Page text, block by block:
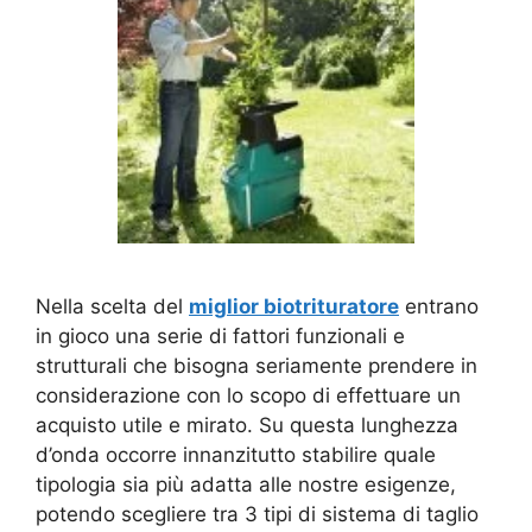
Nella scelta del miglior biotrituratore entrano
in gioco una serie di fattori funzionali e
strutturali che bisogna seriamente prendere in
considerazione con lo scopo di effettuare un
acquisto utile e mirato. Su questa lunghezza
d’onda occorre innanzitutto stabilire quale
tipologia sia più adatta alle nostre esigenze,
potendo scegliere tra 3 tipi di sistema di taglio